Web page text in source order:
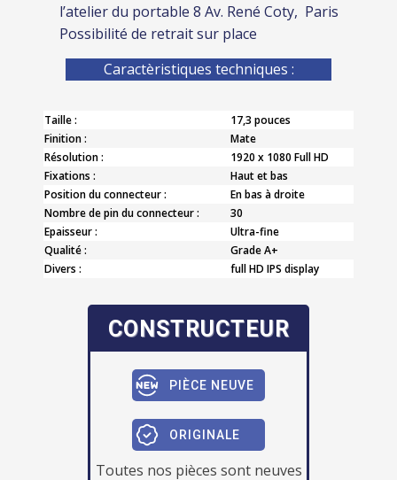
l’atelier du portable 8 Av. René Coty, Paris
Possibilité de retrait sur place
Caractèristiques techniques :
Taille :
17,3 pouces
Finition :
Mate
Résolution :
1920 x 1080 Full HD
Fixations :
Haut et bas
Position du connecteur :
En bas à droite
Nombre de pin du connecteur :
30
Epaisseur :
Ultra-fine
Qualité :
Grade A+
Divers :
full HD IPS display
CONSTRUCTEUR
PIÈCE NEUVE
ORIGINALE
Toutes nos pièces sont neuves